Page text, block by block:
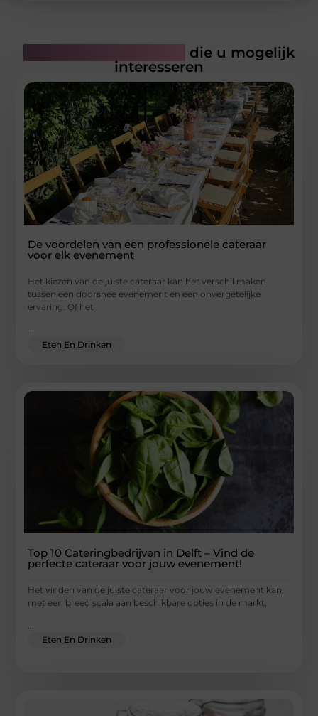
die u mogelijk
interesseren
De voordelen van een professionele cateraar
voor elk evenement
Het kiezen van de juiste cateraar kan het verschil maken
tussen een doorsnee evenement en een onvergetelijke
ervaring. Of het
Eten En Drinken
Top 10 Cateringbedrijven in Delft – Vind de
perfecte cateraar voor jouw evenement!
Het vinden van de juiste cateraar voor jouw evenement kan,
met een breed scala aan beschikbare opties in de markt,
...
Eten En Drinken